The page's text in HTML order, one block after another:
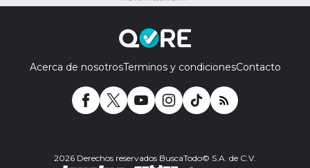
Acerca de nosotrosTerminos y condicionesContacto
2026 Derechos reservados BuscaTodo© S.A. de C.V.